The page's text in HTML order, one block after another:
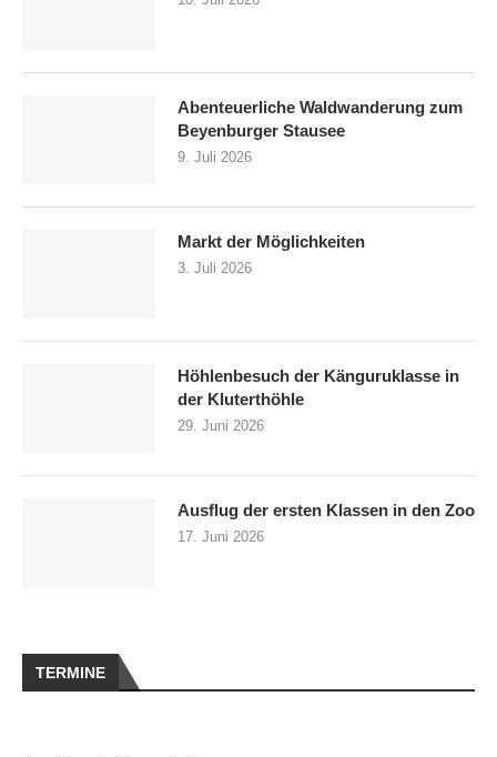
Abenteuerliche Waldwanderung zum
Beyenburger Stausee
9. Juli 2026
Markt der Möglichkeiten
3. Juli 2026
Höhlenbesuch der Känguruklasse in
der Kluterthöhle
29. Juni 2026
Ausflug der ersten Klassen in den Zoo
17. Juni 2026
TERMINE